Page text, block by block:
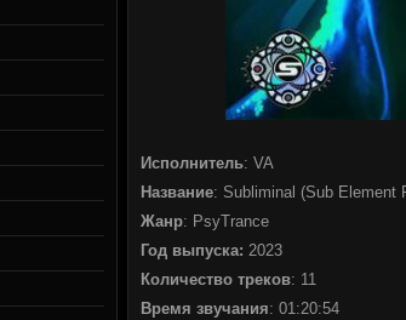
Исполнитель: VA
Название: Subliminal (Sub Element
Жанр: PsyTrance
Год выпуска: 2023
Количество треков: 11
Время звучания: 01:20:54